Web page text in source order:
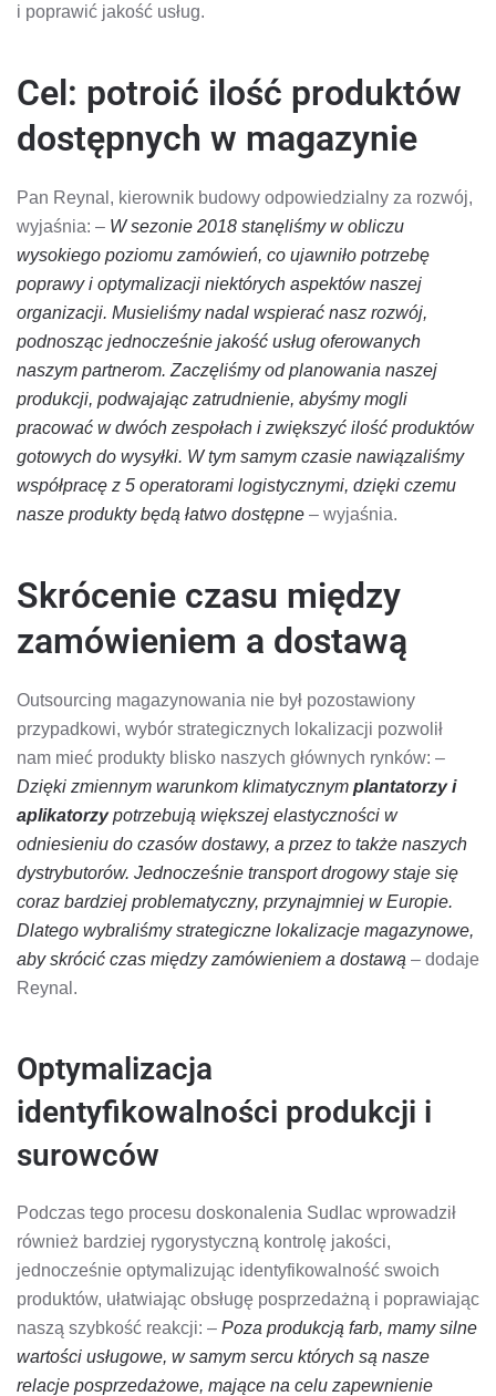
i poprawić jakość usług.
Cel: potroić ilość produktów
dostępnych w magazynie
Pan Reynal, kierownik budowy odpowiedzialny za rozwój,
wyjaśnia: – W sezonie 2018 stanęliśmy w obliczu
wysokiego poziomu zamówień, co ujawniło potrzebę
poprawy i optymalizacji niektórych aspektów naszej
organizacji. Musieliśmy nadal wspierać nasz rozwój,
podnosząc jednocześnie jakość usług oferowanych
naszym partnerom. Zaczęliśmy od planowania naszej
produkcji, podwajając zatrudnienie, abyśmy mogli
pracować w dwóch zespołach i zwiększyć ilość produktów
gotowych do wysyłki. W tym samym czasie nawiązaliśmy
współpracę z 5 operatorami logistycznymi, dzięki czemu
nasze produkty będą łatwo dostępne – wyjaśnia.
Skrócenie czasu między
zamówieniem a dostawą
Outsourcing magazynowania nie był pozostawiony
przypadkowi, wybór strategicznych lokalizacji pozwolił
nam mieć produkty blisko naszych głównych rynków: –
Dzięki zmiennym warunkom klimatycznym plantatorzy i
aplikatorzypotrzebują większej elastyczności w
odniesieniu do czasów dostawy, a przez to także naszych
dystrybutorów. Jednocześnie transport drogowy staje się
coraz bardziej problematyczny, przynajmniej w Europie.
Dlatego wybraliśmy strategiczne lokalizacje magazynowe,
aby skrócić czas między zamówieniem a dostawą – dodaje
Reynal.
Optymalizacja
identyfikowalności produkcji i
surowców
Podczas tego procesu doskonalenia Sudlac wprowadził
również bardziej rygorystyczną kontrolę jakości,
jednocześnie optymalizując identyfikowalność swoich
produktów, ułatwiając obsługę posprzedażną i poprawiając
naszą szybkość reakcji: – Poza produkcją farb, mamy silne
wartości usługowe, w samym sercu których są nasze
relacje posprzedażowe, mające na celu zapewnienie